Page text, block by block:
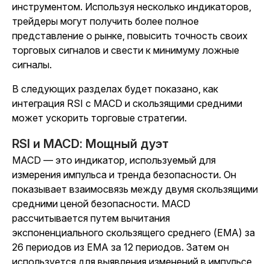
инструментом. Используя несколько индикаторов,
трейдеры могут получить более полное
представление о рынке, повысить точность своих
торговых сигналов и свести к минимуму ложные
сигналы.
В следующих разделах будет показано, как
интеграция RSI с MACD и скользящими средними
может ускорить торговые стратегии.
RSI и MACD: Мощный дуэт
MACD — это индикатор, используемый для
измерения импульса и тренда безопасности. Он
показывает взаимосвязь между двумя скользящими
средними ценой безопасности. MACD
рассчитывается путем вычитания
экспоненциального скользящего среднего (EMA) за
26 периодов из EMA за 12 периодов. Затем он
используется для выявления изменений в импульсе